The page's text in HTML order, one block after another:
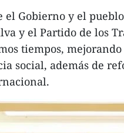
el Gobierno y el
y el Partido de los
tiempos,
social, además de